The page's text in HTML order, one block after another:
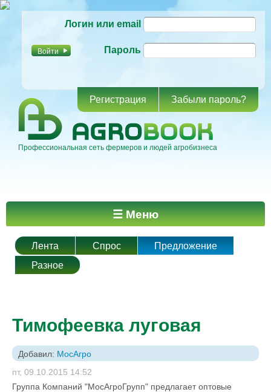
основному
Логин или email
Пароль
Регистрация Забыли пароль?
Профессиональная сеть фермеров и людей агробизнеса
Главное меню ☰ Меню
Лента Спрос
Предложение
Разное
Тимофеевка луговая
Добавил: МосАгро
пт, 09.10.2015 14:52
Группа Компаний "МосАгроГрупп" предлагает оптовые